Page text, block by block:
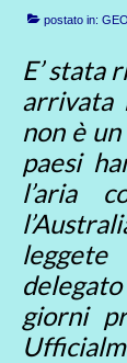
postato in:
E’ stata
arrivata
non è
paesi
l’aria
leggete
giorni